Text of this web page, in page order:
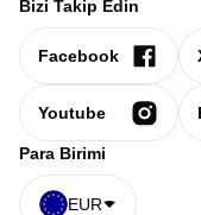
Bizi Takip Edin
Facebook
Youtube
Para Birimi
EUR